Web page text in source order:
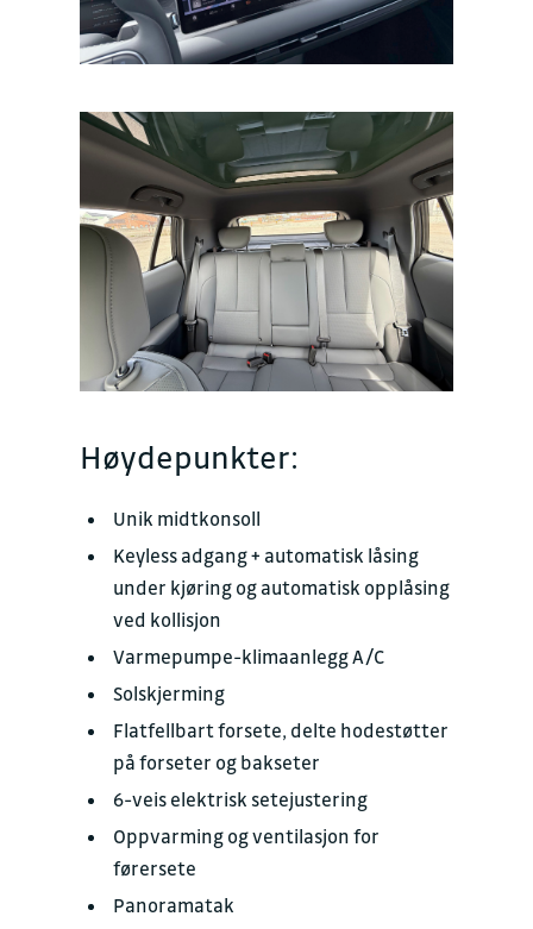
Høydepunkter:
Unik midtkonsoll
Keyless adgang + automatisk låsing
under kjøring og automatisk opplåsing
ved kollisjon
Varmepumpe-klimaanlegg A/C
Solskjerming
Flatfellbart forsete, delte hodestøtter
på forseter og bakseter
6-veis elektrisk setejustering
Oppvarming og ventilasjon for
førersete
Panoramatak